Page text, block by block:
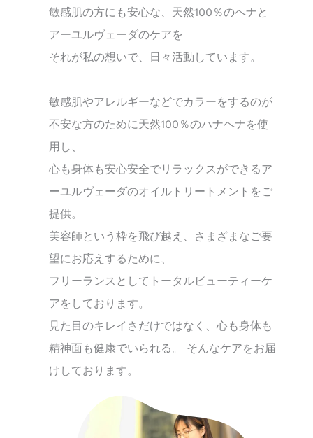
敏感肌の方にも安心な、天然100％のヘナと
アーユルヴェーダのケアを
それが私の想いで、日々活動しています。
敏感肌やアレルギーなどでカラーをするのが
不安な方のために天然100％のハナヘナを使
用し、
心も身体も安心安全でリラックスができるア
ーユルヴェーダのオイルトリートメントをご
提供。
美容師という枠を飛び越え、さまざまなご要
望にお応えするために、
フリーランスとしてトータルビューティーケ
アをしております。
見た目のキレイさだけではなく、心も身体も
精神面も健康でいられる。 そんなケアをお届
けしております。